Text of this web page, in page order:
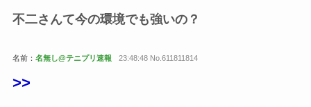
不二さんて今の環境でも強いの？
名前： 名無し@テニプリ速報 23:48:48 No.611811814
>>